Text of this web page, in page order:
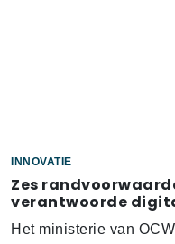
INNOVATIE
Zes
verantwoorde
Het ministerie van